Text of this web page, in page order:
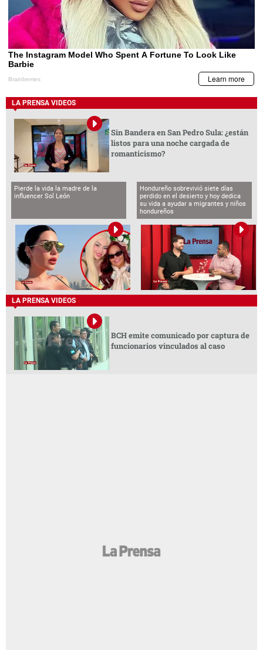
LA PRENSA VIDEOS
Sin Bandera en San Pedro Sula: ¿están
listos para una noche cargada de
romanticismo?
Pierde la vida la madre de la
influencer Sol León
Hondureño sobrevivió siete días
perdido en el desierto y hoy dedica
su vida a ayudar a migrantes y niños
hondureños
LA PRENSA VIDEOS
BCH emite comunicado por captura de
funcionarios vinculados al caso